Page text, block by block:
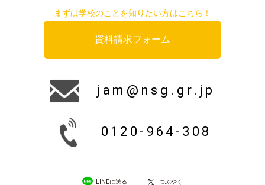
まずは学校のことを知りたい方はこちら！
資料請求フォーム
jam@nsg.gr.jp
0120-964-308
LINEに送る つぶやく